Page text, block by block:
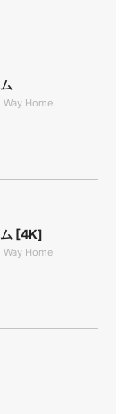
Home
[4K]
Home